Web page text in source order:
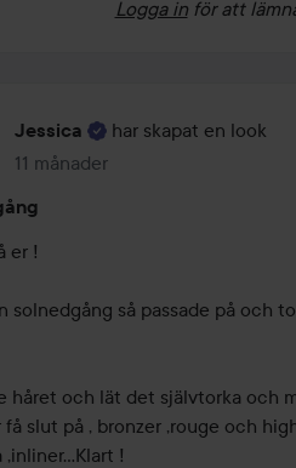
Logga in för att
Jessica
har skapat en look
11 månader
Inlägget skapades 11 månader
er !
solnedgång så passade på och
håret och lät det självtorka och
få slut på , bronzer ,rouge och
,inliner...Klart !